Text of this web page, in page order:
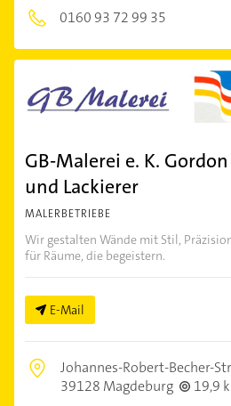
0160 93 72 99 35
GB-Malerei e. K.
und Lackierer
MALERBETRIEBE
Wir gestalten Wände mit Stil,
für Räume, die begeistern.
E-Mail
Johannes-Robert-Becher-
39128 Magdeburg
19,9